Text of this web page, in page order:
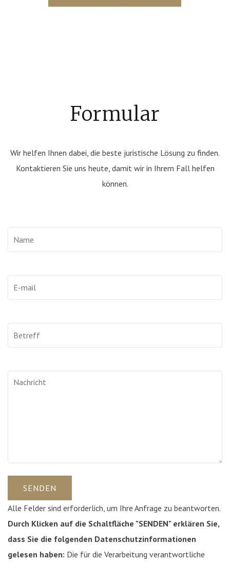
Formular
Wir helfen Ihnen dabei, die beste juristische Lösung zu finden.
Kontaktieren Sie uns heute, damit wir in Ihrem Fall helfen
können.
Alle Felder sind erforderlich, um Ihre Anfrage zu beantworten.
Durch Klicken auf die Schaltfläche "SENDEN" erklären Sie,
dass Sie die folgenden Datenschutzinformationen
gelesen haben: Die für die Verarbeitung verantwortliche